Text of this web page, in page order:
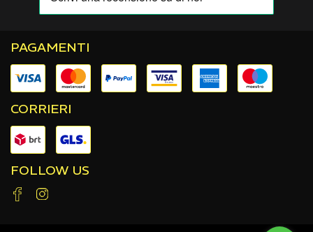
PAGAMENTI
CORRIERI
FOLLOW US